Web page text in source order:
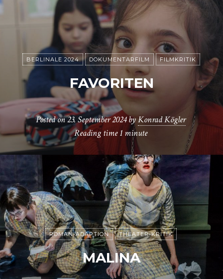
BERLINALE 2024 DOKUMENTARFILM FILMKRITIK
FAVORITEN
Posted on23. September 2024 byKonrad Kögler
Reading time1 minute
ROMAN-ADAPTION THEATER-KRITIK
MALINA